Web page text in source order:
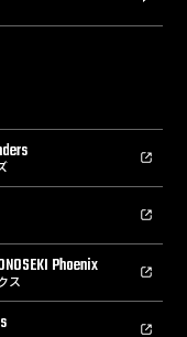
Phoenix
ス